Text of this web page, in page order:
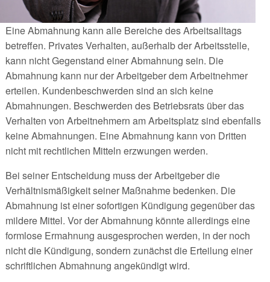
Eine Abmahnung kann alle Bereiche des Arbeitsalltags
betreffen. Privates Verhalten, außerhalb der Arbeitsstelle,
kann nicht Gegenstand einer Abmahnung sein. Die
Abmahnung kann nur der Arbeitgeber dem Arbeitnehmer
erteilen. Kundenbeschwerden sind an sich keine
Abmahnungen. Beschwerden des Betriebsrats über das
Verhalten von Arbeitnehmern am Arbeitsplatz sind ebenfalls
keine Abmahnungen. Eine Abmahnung kann von Dritten
nicht mit rechtlichen Mitteln erzwungen werden.
Bei seiner Entscheidung muss der Arbeitgeber die
Verhältnismäßigkeit seiner Maßnahme bedenken. Die
Abmahnung ist einer sofortigen Kündigung gegenüber das
mildere Mittel. Vor der Abmahnung könnte allerdings eine
formlose Ermahnung ausgesprochen werden, in der noch
nicht die Kündigung, sondern zunächst die Erteilung einer
schriftlichen Abmahnung angekündigt wird.